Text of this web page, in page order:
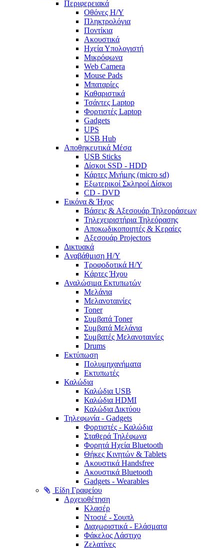
Περιφερειακά
Οθόνες Η/Υ
Πληκτρολόγια
Ποντίκια
Ακουστικά
Ηχεία Υπολογιστή
Μικρόφωνα
Web Camera
Mouse Pads
Μπαταρίες
Καθαριστικά
Τσάντες Laptop
Φορτιστές Laptop
Gadgets
UPS
USB Hub
Αποθηκευτικά Μέσα
USB Sticks
Δίσκοι SSD - HDD
Κάρτες Μνήμης (micro sd)
Εξωτερικοί Σκληροί Δίσκοι
CD - DVD
Εικόνα & Ήχος
Βάσεις & Αξεσουάρ Τηλεοράσεων
Τηλεχειριστήρια Τηλεόρασης
Αποκωδικοποιητές & Κεραίες
Αξεσουάρ Projectors
Δικτυακά
Aναβάθμιση Η/Υ
Τροφοδοτικά Η/Υ
Kάρτες Ήχου
Αναλώσιμα Εκτυπωτών
Μελάνια
Μελανοταινίες
Toner
Συμβατά Toner
Συμβατά Μελάνια
Συμβατές Μελανοταινίες
Drums
Εκτύπωση
Πολυμηχανήματα
Εκτυπωτές
Καλώδια
Καλώδια USB
Καλώδια HDMI
Καλώδια Δικτύου
Τηλεφωνία - Gadgets
Φορτιστές - Καλώδια
Σταθερά Τηλέφωνα
Φορητά Ηχεία Bluetooth
Θήκες Κινητών & Tablets
Ακουστικά Handsfree
Ακουστικά Bluetooth
Gadgets - Wearables
Είδη Γραφείου
Αρχειοθέτηση
Κλασέρ
Ντοσιέ - Σουπλ
Διαχωριστικά - Ελάσματα
Φάκελος Λάστιχο
Ζελατίνες